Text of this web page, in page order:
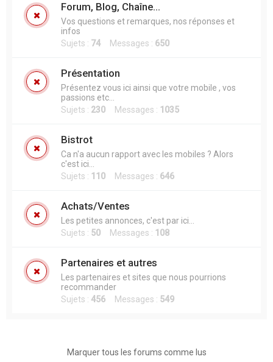
Forum, Blog, Chaîne...
Vos questions et remarques, nos réponses et
infos
Sujets : 74 Messages : 650
Présentation
Présentez vous ici ainsi que votre mobile , vos
passions etc...
Sujets : 230 Messages : 1035
Bistrot
Ca n'a aucun rapport avec les mobiles ? Alors
c'est ici...
Sujets : 110 Messages : 646
Achats/Ventes
Les petites annonces, c'est par ici...
Sujets : 50 Messages : 108
Partenaires et autres
Les partenaires et sites que nous pourrions
recommander
Sujets : 456 Messages : 549
Marquer tous les forums comme lus